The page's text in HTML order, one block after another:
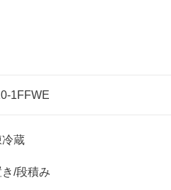
1FFWE
蔵
/段積み